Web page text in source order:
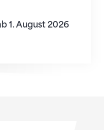
1. August 2026